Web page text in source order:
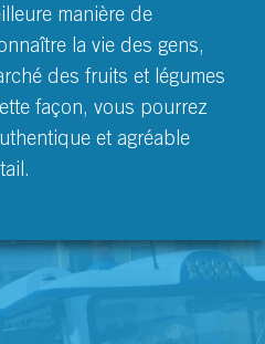
manière de
la vie des gens,
des fruits et légumes
façon, vous pourrez
et agréable